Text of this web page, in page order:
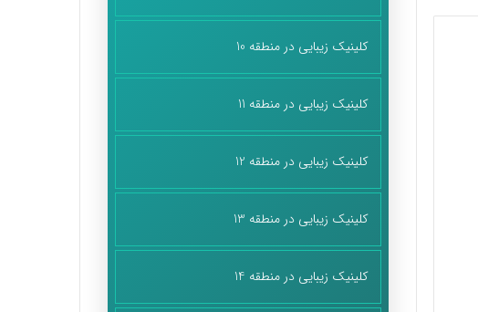
کلینیک زیبایی در منطقه 10
کلینیک زیبایی در منطقه 11
کلینیک زیبایی در منطقه 12
کلینیک زیبایی در منطقه 13
کلینیک زیبایی در منطقه 14